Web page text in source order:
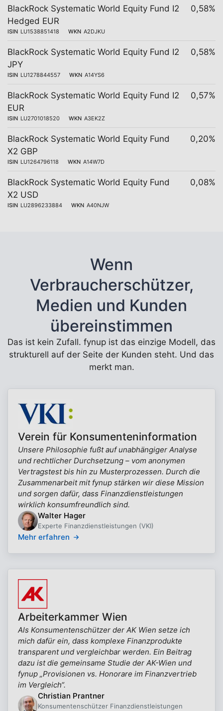
BlackRock Systematic World Equity Fund I2
Hedged EUR
ISIN LU1538851418 WKN A2DJKU
0,58%
BlackRock Systematic World Equity Fund I2
JPY
ISIN LU1278844557 WKN A14YS6
0,58%
BlackRock Systematic World Equity Fund I2
EUR
ISIN LU2701018520 WKN A3EK2Z
0,57%
BlackRock Systematic World Equity Fund
X2 GBP
ISIN LU1264796118 WKN A14W7D
0,20%
BlackRock Systematic World Equity Fund
X2 USD
ISIN LU2896233884 WKN A40NJW
0,08%
Wenn
Verbraucherschützer,
Medien und Kunden
übereinstimmen
Das ist kein Zufall. fynup ist das einzige Modell, das
strukturell auf der Seite der Kunden steht. Und das
merkt man.
Verein für Konsumenteninformation
Unsere Philosophie fußt auf unabhängiger Analyse
und rechtlicher Durchsetzung – vom anonymen
Vertragstest bis hin zu Musterprozessen. Durch die
Zusammenarbeit mit fynup stärken wir diese Mission
und sorgen dafür, dass Finanzdienstleistungen
wirklich konsumfreundlich sind.
Walter Hager
Experte Finanzdienstleistungen (VKI)
Mehr erfahren
Arbeiterkammer Wien
Als Konsumentenschützer der AK Wien setze ich
mich dafür ein, dass komplexe Finanzprodukte
transparent und vergleichbar werden. Ein Beitrag
dazu ist die gemeinsame Studie der AK-Wien und
fynup „Provisionen vs. Honorare im Finanzvertrieb
im Vergleich“.
Christian Prantner
Konsumentenschützer Finanzdienstleistungen